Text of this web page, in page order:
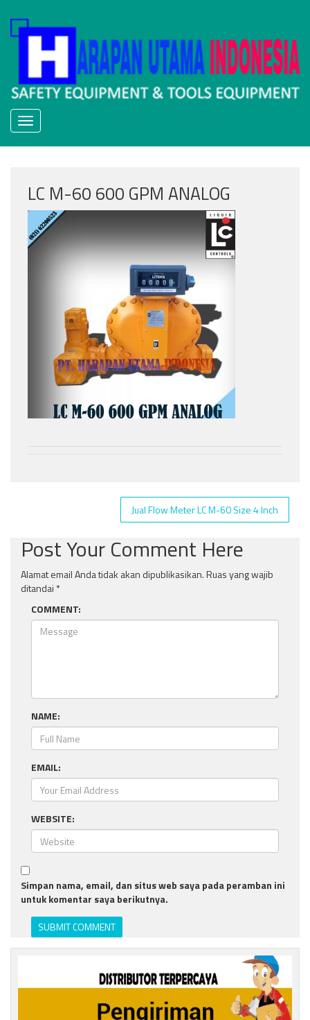
content
LC M-60 600 GPM ANALOG
pos
Jual Flow Meter LC M-60 Size 4 Inch
Post Your Comment Here
Alamat email Anda tidak akan dipublikasikan.Ruas yang wajib
ditandai *
COMMENT:
NAME:
EMAIL:
WEBSITE:
Simpan nama, email, dan situs web saya pada peramban ini
untuk komentar saya berikutnya.